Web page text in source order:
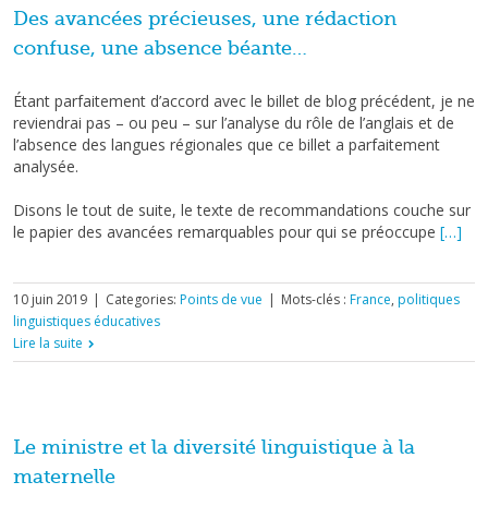
Des avancées précieuses, une rédaction
confuse, une absence béante…
Étant parfaitement d’accord avec le billet de blog précédent, je ne
reviendrai pas – ou peu – sur l’analyse du rôle de l’anglais et de
l’absence des langues régionales que ce billet a parfaitement
analysée.
Disons le tout de suite, le texte de recommandations couche sur
le papier des avancées remarquables pour qui se préoccupe […]
10 juin 2019 | Categories: Points de vue | Mots-clés : France, politiques
linguistiques éducatives
Lire la suite
Le ministre et la diversité linguistique à la
maternelle